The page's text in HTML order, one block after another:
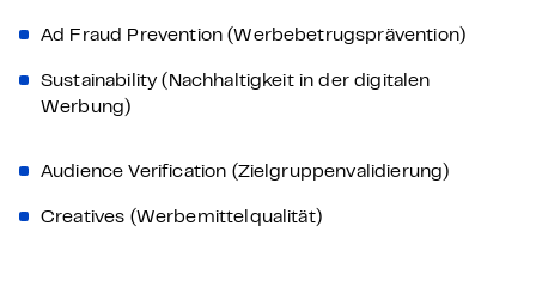
Ad Fraud Prevention (Werbebetrugsprävention)
Sustainability (Nachhaltigkeit in der digitalen
Werbung)
Audience Verification (Zielgruppenvalidierung)
Creatives (Werbemittelqualität)